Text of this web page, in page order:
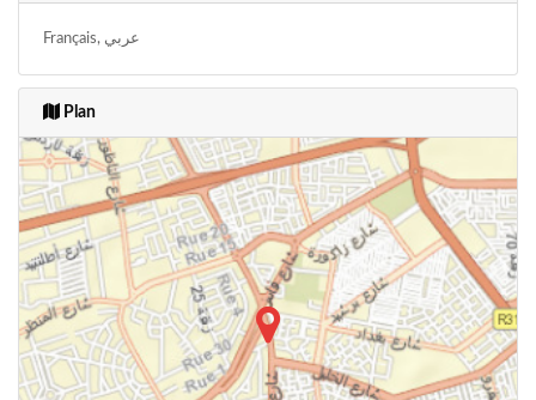
Français, عربي
Plan